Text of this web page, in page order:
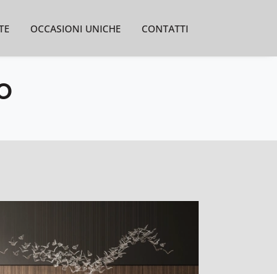
OCCASIONI UNICHE CONTATTI